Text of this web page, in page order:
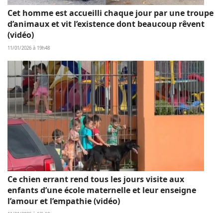
Cet homme est accueilli chaque jour par une troupe
d’animaux et vit l’existence dont beaucoup rêvent
(vidéo)
11/01/2026 à 19h48
Ce chien errant rend tous les jours visite aux
enfants d’une école maternelle et leur enseigne
l’amour et l’empathie (vidéo)